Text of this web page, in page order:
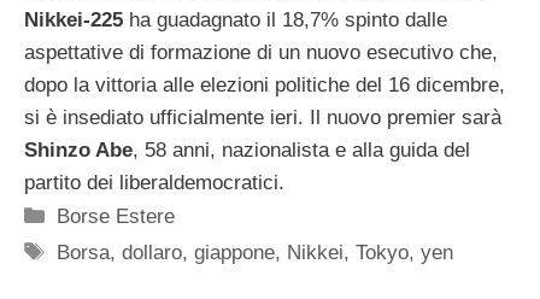
Nikkei-225 ha guadagnato il 18,7% spinto dalle
aspettative di formazione di un nuovo esecutivo che,
dopo la vittoria alle elezioni politiche del 16 dicembre,
si è insediato ufficialmente ieri. Il nuovo premier sarà
Shinzo Abe, 58 anni, nazionalista e alla guida del
partito dei liberaldemocratici.
Categorie
Borse Estere
Tag
Borsa,dollaro,giappone, Nikkei,Tokyo,yen